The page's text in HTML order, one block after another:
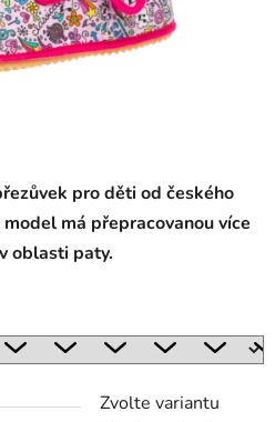
pro děti od českého
má přepracovanou více
oblasti paty.
Zvolte variantu